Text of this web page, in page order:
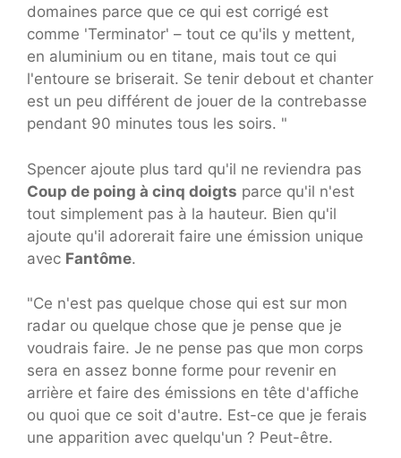
domaines parce que ce qui est corrigé est
comme 'Terminator' – tout ce qu'ils y mettent,
en aluminium ou en titane, mais tout ce qui
l'entoure se briserait. Se tenir debout et chanter
est un peu différent de jouer de la contrebasse
pendant 90 minutes tous les soirs. "
Spencer ajoute plus tard qu'il ne reviendra pas
Coup de poing à cinq doigts parce qu'il n'est
tout simplement pas à la hauteur. Bien qu'il
ajoute qu'il adorerait faire une émission unique
avec Fantôme.
"Ce n'est pas quelque chose qui est sur mon
radar ou quelque chose que je pense que je
voudrais faire. Je ne pense pas que mon corps
sera en assez bonne forme pour revenir en
arrière et faire des émissions en tête d'affiche
ou quoi que ce soit d'autre. Est-ce que je ferais
une apparition avec quelqu'un ? Peut-être.